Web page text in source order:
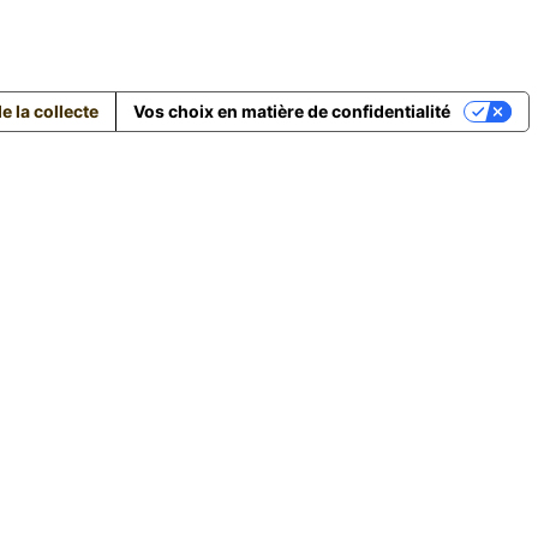
la collecte Vos choix en matière de confidentialité